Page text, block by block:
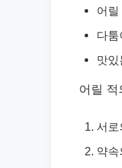
어릴
다툼
맛있
어릴 적
서로
약속